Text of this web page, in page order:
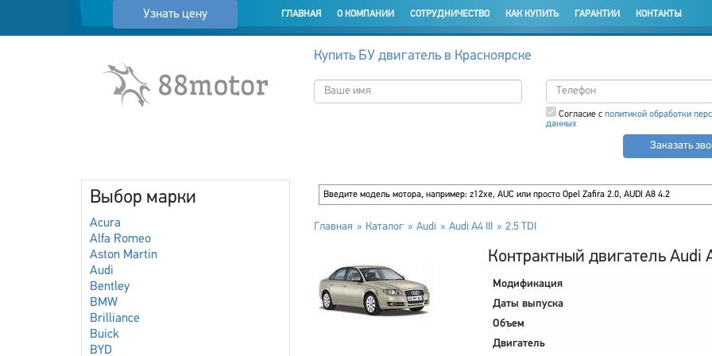
Узнать цену ГЛАВНАЯ О КОМПАНИИ СОТРУДНИЧЕСТВО КАК КУПИТЬ ГАРАНТИИ КОНТАКТЫ
Купить БУ двигатель в Красноярске
Согласие с политикой обработки
данных
Заказать
Выбор марки
Acura
Alfa Romeo
Aston Martin
Audi
Bentley
BMW
Brilliance
Buick
BYD
Главная Каталог Audi Audi A4 III 2.5 TDI
Контрактный двигатель Audi
Модификация
Даты выпуска
Объем
Двигатель